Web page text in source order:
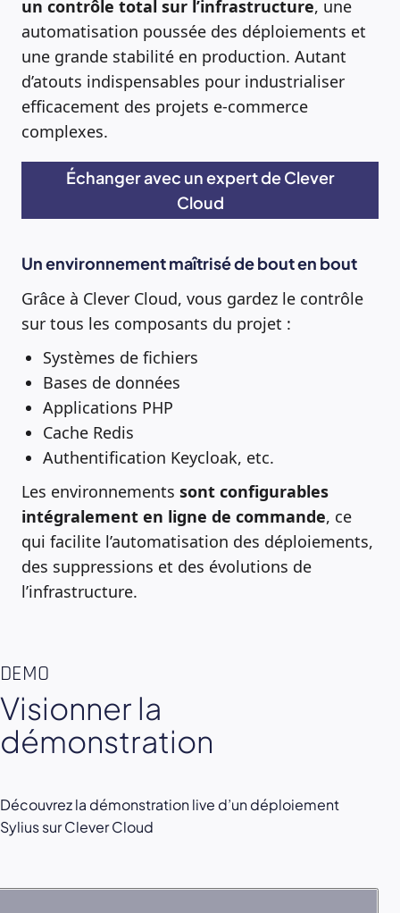
un contrôle total sur l’infrastructure, une
automatisation poussée des déploiements et
une grande stabilité en production. Autant
d’atouts indispensables pour industrialiser
efficacement des projets e-commerce
complexes.
Échanger avec un expert de Clever
Cloud
Un environnement maîtrisé de bout en bout
Grâce à Clever Cloud, vous gardez le contrôle
sur tous les composants du projet :
Systèmes de fichiers
Bases de données
Applications PHP
Cache Redis
Authentification Keycloak, etc.
Les environnements sont configurables
intégralement en ligne de commande, ce
qui facilite l’automatisation des déploiements,
des suppressions et des évolutions de
l’infrastructure.
DEMO
Visionner la
démonstration
Découvrez la démonstration live d’un déploiement
Sylius sur Clever Cloud